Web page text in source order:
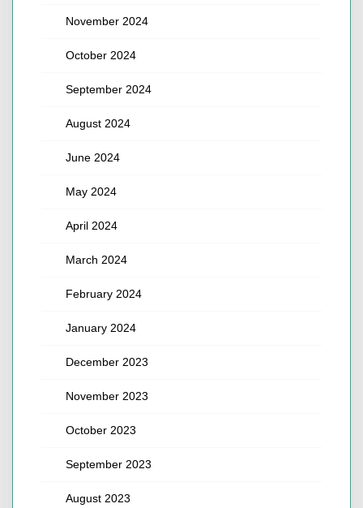
November 2024
October 2024
September 2024
August 2024
June 2024
May 2024
April 2024
March 2024
February 2024
January 2024
December 2023
November 2023
October 2023
September 2023
August 2023